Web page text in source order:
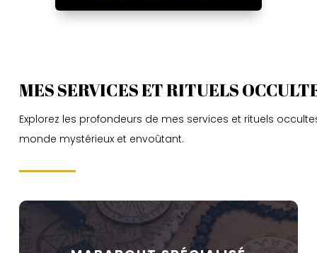
MES SERVICES ET RITUELS
Explorez les profondeurs de mes services et rituels
monde mystérieux et envoûtant.